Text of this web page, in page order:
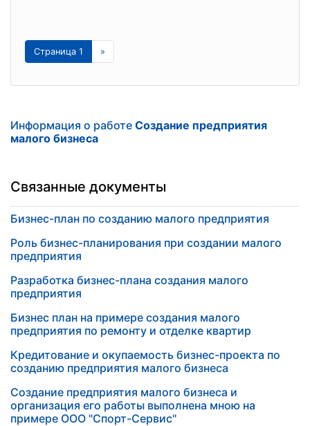
Страница 1 »
Информация о работе Создание предприятия
малого бизнеса
Связанные документы
Бизнес-план по созданию малого предприятия
Роль бизнес-планирования при создании малого
предприятия
Разработка бизнес-плана создания малого
предприятия
Бизнес план на примере создания малого
предприятия по ремонту и отделке квартир
Кредитование и окупаемость бизнес-проекта по
созданию предприятия малого бизнеса
Создание предприятия малого бизнеса и
организация его работы выполнена мною на
примере ООО "Спорт-Сервис"